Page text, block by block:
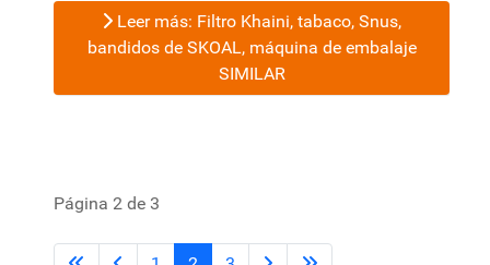
Leer más: Filtro Khaini, tabaco, Snus,
bandidos de SKOAL, máquina de embalaje
SIMILAR
Página 2 de 3